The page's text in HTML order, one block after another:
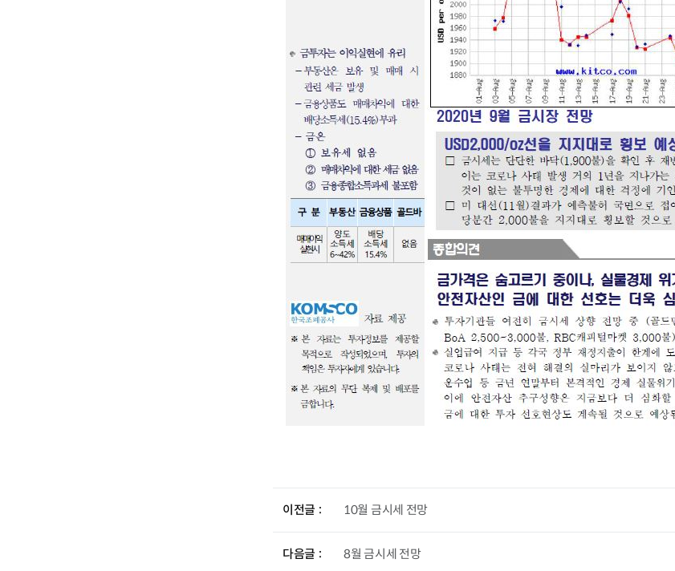
이전글 10월 금시세 전망
다음글 8월 금시세 전망